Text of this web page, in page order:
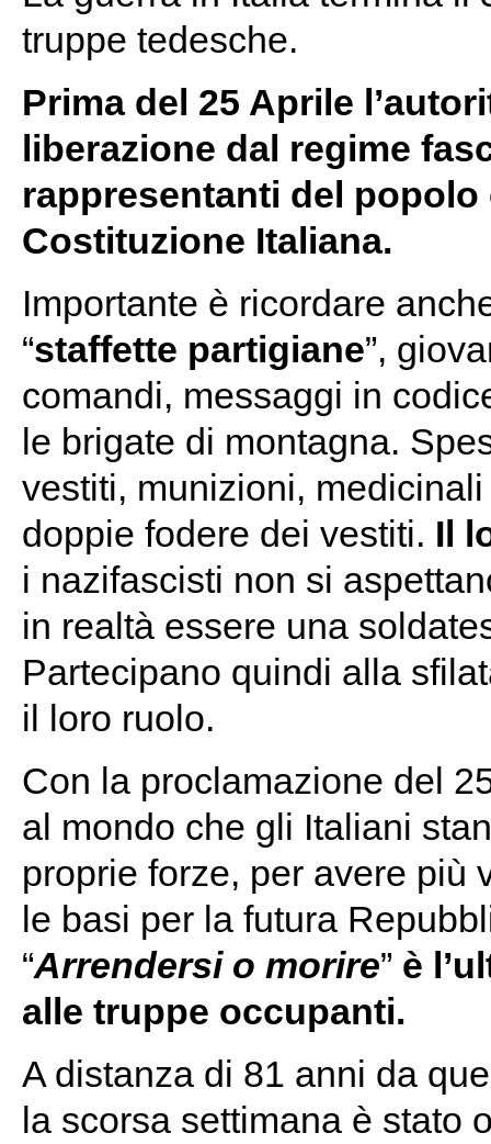
truppe tedesche.
Prima del 25 Aprile
liberazione dal regime
rappresentanti del popolo
Costituzione Italiana.
Importante è ricordare
“staffette partigiane”,
comandi, messaggi in
le brigate di montagna.
vestiti, munizioni,
doppie fodere dei vestiti. Il
i nazifascisti non si
in realtà essere una
Partecipano quindi alla
il loro ruolo.
Con la proclamazione del
al mondo che gli Italiani
proprie forze, per avere più
le basi per la futura
“Arrendersi o morire” è
alle truppe occupanti.
A distanza di 81 anni da
la scorsa settimana è stato